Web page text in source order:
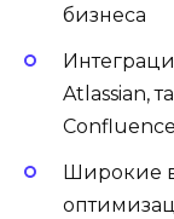
бизнеса
Atlassian,
Confluence
Широкие